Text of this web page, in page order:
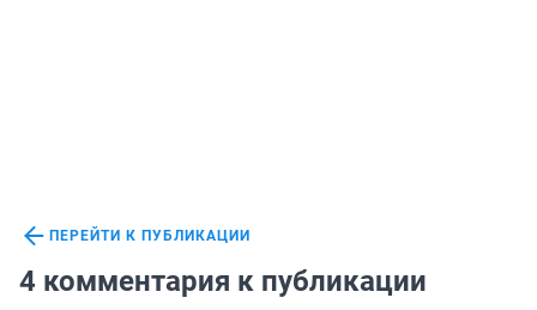
ПЕРЕЙТИ К ПУБЛИКАЦИИ
4 комментария к публикации